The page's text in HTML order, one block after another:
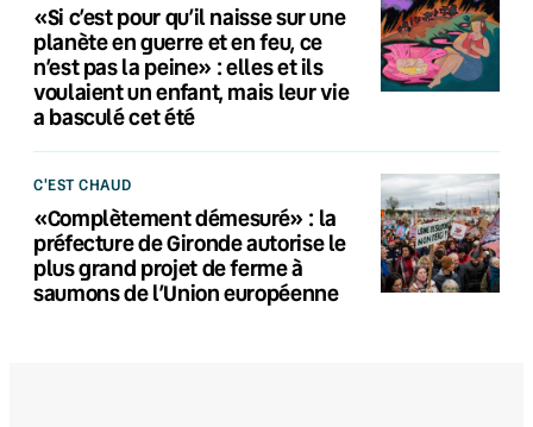
«Si c’est pour qu’il naisse sur une
planète en guerre et en feu, ce
n’est pas la peine» : elles et ils
voulaient un enfant, mais leur vie
a basculé cet été
C'EST CHAUD
«Complètement démesuré» : la
préfecture de Gironde autorise le
plus grand projet de ferme à
saumons de l’Union européenne